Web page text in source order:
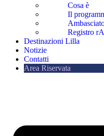
Cosa è
Il
Registro
Destinazioni Lilla
Notizie
Contatti
Area Riservata